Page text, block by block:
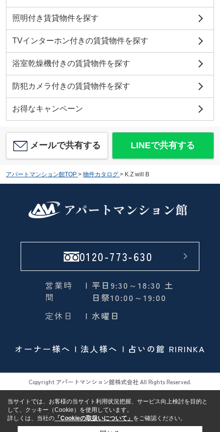
照明付き賃貸物件を探す
TVインターホン付きの賃貸物件を探す
浴室乾燥機付きの賃貸物件を探す
防犯カメラ付きの賃貸物件を探す
お得なキャンペーン
メールで共有する LINEで共有する
アパートマンション館TOP > 物件カタログ > K.Z will B
0120-773-630
営業時
間
| 平日9:30～18:30 土
日祭10:00～19:00
定休日
| 水曜日
オーナー様へ 法人様へ 占いの館 RIRINKA
Copyright アパートマンション館株式会社 All Rights Reserved.
当サイトでは、お客様の当サイト利用状況把握、サービス向上検討を目的と
して、クッキー（Cookie）を使用しています。
詳しくは、当社の 「Cookieの取扱いについて」 をご確認ください。